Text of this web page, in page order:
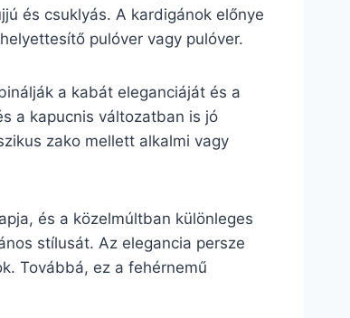
és csuklyás. A kardigánok előnye
pulóver vagy pulóver.
a kabát eleganciáját és a
a kapucnis változatban is jó
zako mellett alkalmi vagy
és a közelmúltban különleges
stílusát. Az elegancia persze
Továbbá, ez a fehérnemű